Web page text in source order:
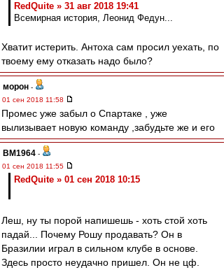
RedQuite » 31 авг 2018 19:41
Всемирная история, Леонид Федун...
Хватит истерить. Антоха сам просил уехать, по
твоему ему отказать надо было?
морон -
01 сен 2018 11:58
Промес уже забыл о Спартаке , уже
вылизывает новую команду ,забудьте же и его
BM1964 -
01 сен 2018 11:55
RedQuite » 01 сен 2018 10:15
Леш, ну ты порой напишешь - хоть стой хоть
падай... Почему Рошу продавать? Он в
Бразилии играл в сильном клубе в основе.
Здесь просто неудачно пришел. Он не цф.